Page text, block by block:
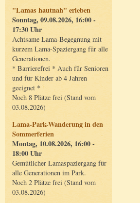
"Lamas hautnah" erleben
Sonntag, 09.08.2026, 16:00 -
17:30 Uhr
Achtsame Lama-Begegnung mit
kurzem Lama-Spaziergang für alle
Generationen.
* Barrierefrei * Auch für Senioren
und für Kinder ab 4 Jahren
geeignet *
Noch 8 Plätze frei (Stand vom
03.08.2026)
Lama-Park-Wanderung in den
Sommerferien
Montag, 10.08.2026, 16:00 -
18:00 Uhr
Gemütlicher Lamaspaziergang für
alle Generationen im Park.
Noch 2 Plätze frei (Stand vom
03.08.2026)